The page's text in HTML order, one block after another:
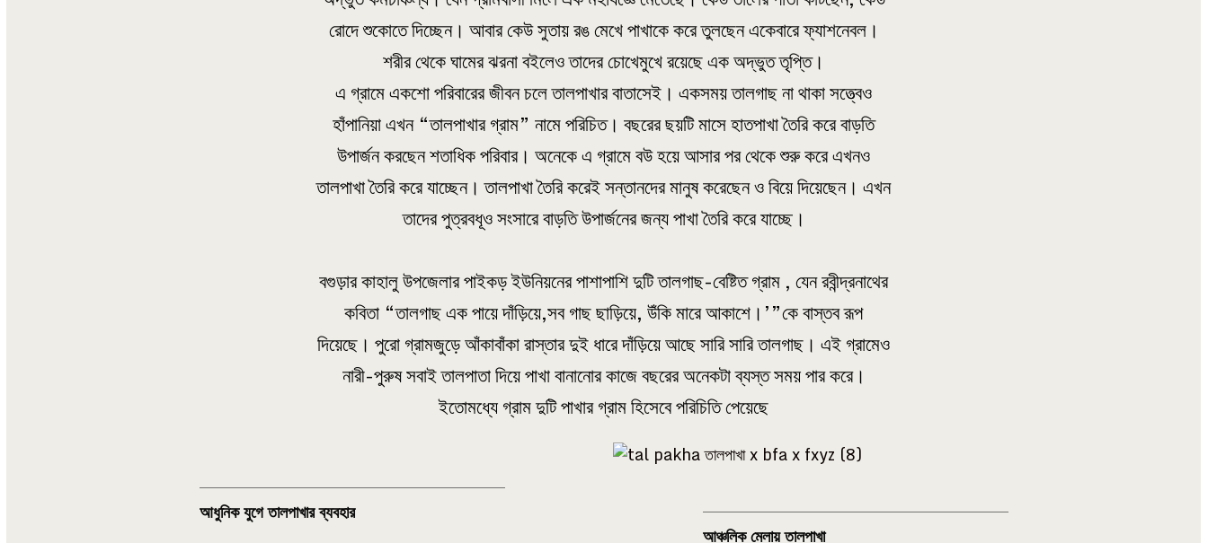
রোদে শুকোতে দিচ্ছেন। আবার কেউ সুতায় রঙ মেখে পাখাকে করে তুলছেন একেবারে ফ্যাশনেবল।
শরীর থেকে ঘামের ঝরনা বইলেও তাদের চোখেমুখে রয়েছে এক অদ্ভুত তৃপ্তি।
এ গ্রামে একশো পরিবারের জীবন চলে তালপাখার বাতাসেই। একসময় তালগাছ না থাকা সত্ত্বেও
হাঁপানিয়া এখন “তালপাখার গ্রাম” নামে পরিচিত। বছরের ছয়টি মাসে হাতপাখা তৈরি করে বাড়তি
উপার্জন করছেন শতাধিক পরিবার। অনেকে এ গ্রামে বউ হয়ে আসার পর থেকে শুরু করে এখনও
তালপাখা তৈরি করে যাচ্ছেন। তালপাখা তৈরি করেই সন্তানদের মানুষ করেছেন ও বিয়ে দিয়েছেন। এখন
তাদের পুত্রবধূও সংসারে বাড়তি উপার্জনের জন্য পাখা তৈরি করে যাচ্ছে।
বগুড়ার কাহালু উপজেলার পাইকড় ইউনিয়নের পাশাপাশি দুটি তালগাছ-বেষ্টিত গ্রাম , যেন রবীন্দ্রনাথের
কবিতা “তালগাছ এক পায়ে দাঁড়িয়ে,সব গাছ ছাড়িয়ে, উঁকি মারে আকাশে।’”কে বাস্তব রূপ
দিয়েছে। পুরো গ্রামজুড়ে আঁকাবাঁকা রাস্তার দুই ধারে দাঁড়িয়ে আছে সারি সারি তালগাছ। এই গ্রামেও
নারী-পুরুষ সবাই তালপাতা দিয়ে পাখা বানানোর কাজে বছরের অনেকটা ব্যস্ত সময় পার করে।
ইতোমধ্যে গ্রাম দুটি পাখার গ্রাম হিসেবে পরিচিতি পেয়েছে
আধুনিক যুগে তালপাখার ব্যবহার
আঞ্চলিক মেলায় তালপাখা